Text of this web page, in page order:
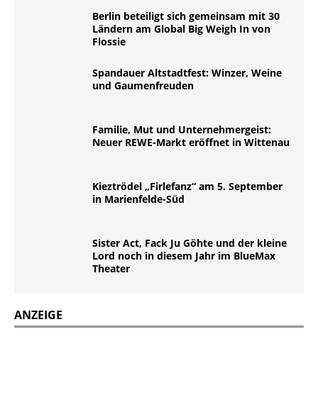
Berlin beteiligt sich gemeinsam mit 30
Ländern am Global Big Weigh In von
Flossie
Spandauer Altstadtfest: Winzer, Weine
und Gaumenfreuden
Familie, Mut und Unternehmergeist:
Neuer REWE-Markt eröffnet in Wittenau
Kieztrödel „Firlefanz“ am 5. September
in Marienfelde-Süd
Sister Act, Fack Ju Göhte und der kleine
Lord noch in diesem Jahr im BlueMax
Theater
ANZEIGE